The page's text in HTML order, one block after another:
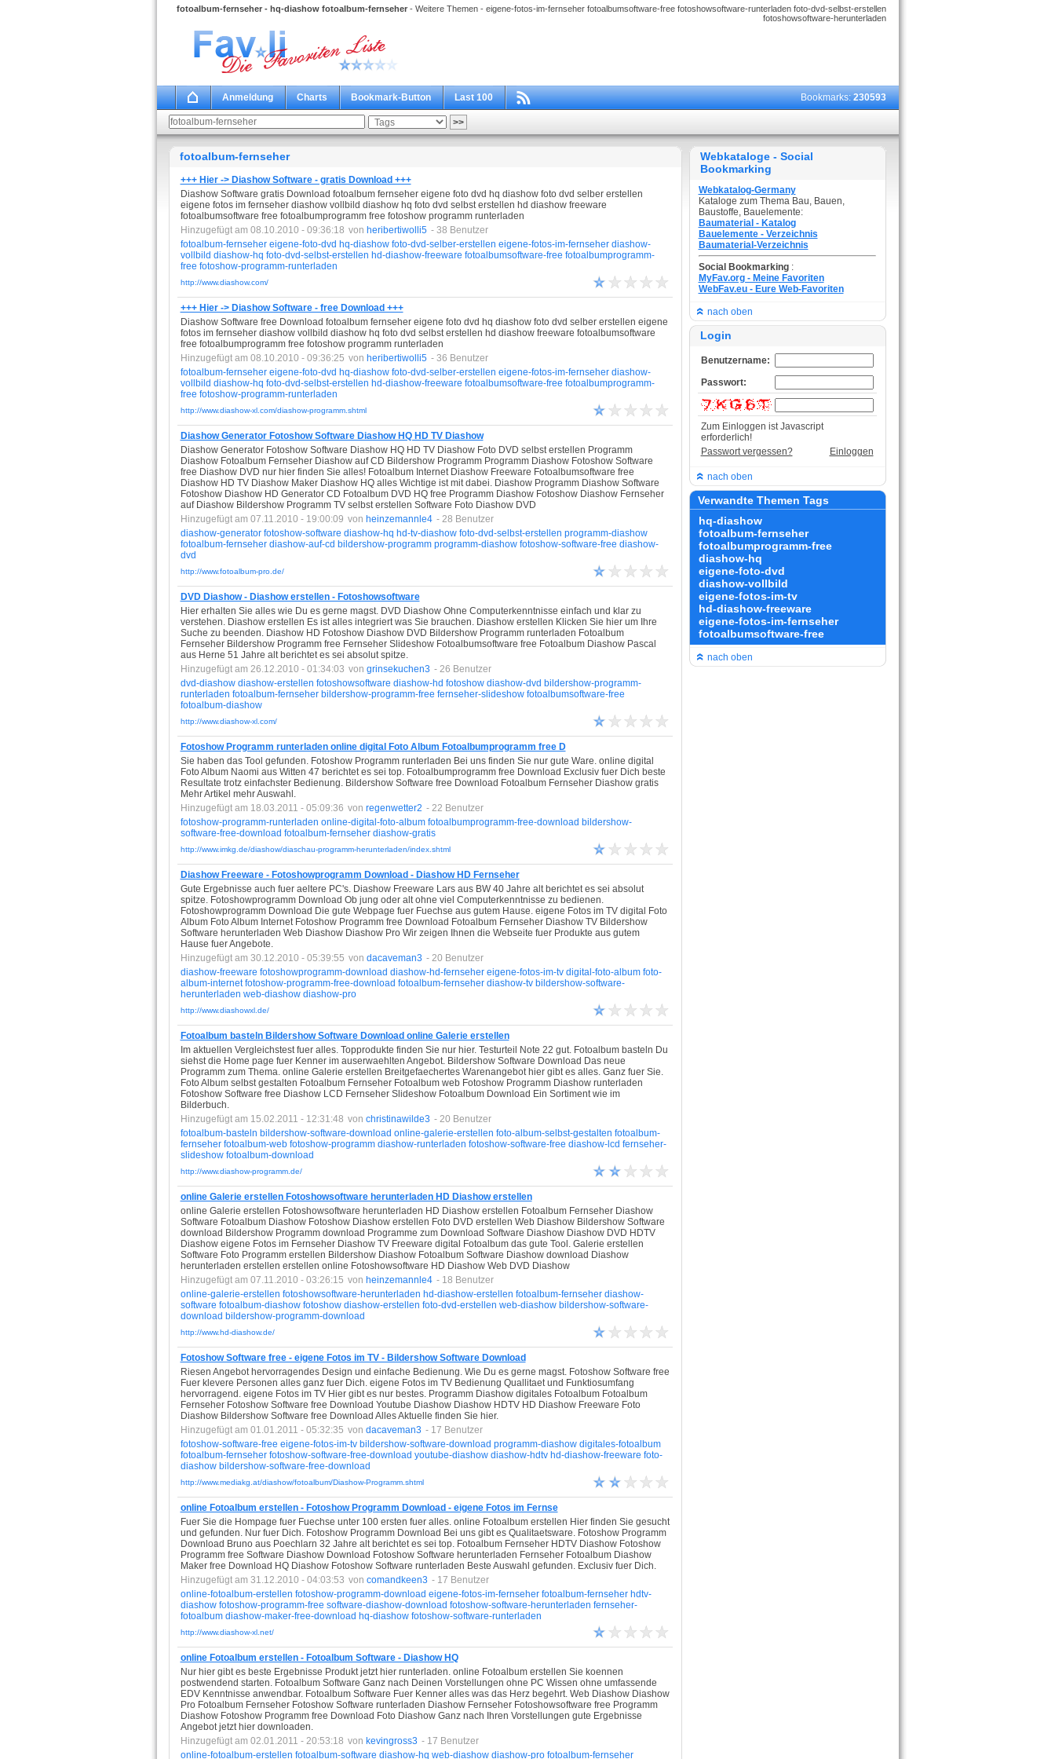
fotoalbum-fernseher - hq-diashow fotoalbum-fernseher- Weitere Themen - eigene-fotos-im-fernseher fotoalbumsoftware-free fotoshowsoftware-runterladen foto-dvd-selbst-erstellen
fotoshowsoftware-herunterladen
Anmeldung Charts Bookmark-Button Last 100 Bookmarks:230593
fotoalbum-fernseher
+++ Hier -> Diashow Software - gratis Download +++
Diashow Software gratis Download fotoalbum fernseher eigene foto dvd hq diashow foto dvd selber erstellen
eigene fotos im fernseher diashow vollbild diashow hq foto dvd selbst erstellen hd diashow freeware
fotoalbumsoftware free fotoalbumprogramm free fotoshow programm runterladen
Hinzugefügt am 08.10.2010 - 09:36:18 von heribertiwolli5 - 38 Benutzer
fotoalbum-fernseher eigene-foto-dvd hq-diashow foto-dvd-selber-erstellen eigene-fotos-im-fernseher diashow-
vollbild diashow-hq foto-dvd-selbst-erstellen hd-diashow-freeware fotoalbumsoftware-free fotoalbumprogramm-
free fotoshow-programm-runterladen
http://www.diashow.com/
+++ Hier -> Diashow Software - free Download +++
Diashow Software free Download fotoalbum fernseher eigene foto dvd hq diashow foto dvd selber erstellen eigene
fotos im fernseher diashow vollbild diashow hq foto dvd selbst erstellen hd diashow freeware fotoalbumsoftware
free fotoalbumprogramm free fotoshow programm runterladen
Hinzugefügt am 08.10.2010 - 09:36:25 von heribertiwolli5 - 36 Benutzer
fotoalbum-fernseher eigene-foto-dvd hq-diashow foto-dvd-selber-erstellen eigene-fotos-im-fernseher diashow-
vollbild diashow-hq foto-dvd-selbst-erstellen hd-diashow-freeware fotoalbumsoftware-free fotoalbumprogramm-
free fotoshow-programm-runterladen
http://www.diashow-xl.com/diashow-programm.shtml
Diashow Generator Fotoshow Software Diashow HQ HD TV Diashow
Diashow Generator Fotoshow Software Diashow HQ HD TV Diashow Foto DVD selbst erstellen Programm
Diashow Fotoalbum Fernseher Diashow auf CD Bildershow Programm Programm Diashow Fotoshow Software
free Diashow DVD nur hier finden Sie alles! Fotoalbum Internet Diashow Freeware Fotoalbumsoftware free
Diashow HD TV Diashow Maker Diashow HQ alles Wichtige ist mit dabei. Diashow Programm Diashow Software
Fotoshow Diashow HD Generator CD Fotoalbum DVD HQ free Programm Diashow Fotoshow Diashow Fernseher
auf Diashow Bildershow Programm TV selbst erstellen Software Foto Diashow DVD
Hinzugefügt am 07.11.2010 - 19:00:09 von heinzemannle4 - 28 Benutzer
diashow-generator fotoshow-software diashow-hq hd-tv-diashow foto-dvd-selbst-erstellen programm-diashow
fotoalbum-fernseher diashow-auf-cd bildershow-programm programm-diashow fotoshow-software-free diashow-
dvd
http://www.fotoalbum-pro.de/
DVD Diashow - Diashow erstellen - Fotoshowsoftware
Hier erhalten Sie alles wie Du es gerne magst. DVD Diashow Ohne Computerkenntnisse einfach und klar zu
verstehen. Diashow erstellen Es ist alles integriert was Sie brauchen. Diashow erstellen Klicken Sie hier um Ihre
Suche zu beenden. Diashow HD Fotoshow Diashow DVD Bildershow Programm runterladen Fotoalbum
Fernseher Bildershow Programm free Fernseher Slideshow Fotoalbumsoftware free Fotoalbum Diashow Pascal
aus Herne 51 Jahre alt berichtet es sei absolut spitze.
Hinzugefügt am 26.12.2010 - 01:34:03 von grinsekuchen3 - 26 Benutzer
dvd-diashow diashow-erstellen fotoshowsoftware diashow-hd fotoshow diashow-dvd bildershow-programm-
runterladen fotoalbum-fernseher bildershow-programm-free fernseher-slideshow fotoalbumsoftware-free
fotoalbum-diashow
http://www.diashow-xl.com/
Fotoshow Programm runterladen online digital Foto Album Fotoalbumprogramm free D
Sie haben das Tool gefunden. Fotoshow Programm runterladen Bei uns finden Sie nur gute Ware. online digital
Foto Album Naomi aus Witten 47 berichtet es sei top. Fotoalbumprogramm free Download Exclusiv fuer Dich beste
Resultate trotz einfachster Bedienung. Bildershow Software free Download Fotoalbum Fernseher Diashow gratis
Mehr Artikel mehr Auswahl.
Hinzugefügt am 18.03.2011 - 05:09:36 von regenwetter2 - 22 Benutzer
fotoshow-programm-runterladen online-digital-foto-album fotoalbumprogramm-free-download bildershow-
software-free-download fotoalbum-fernseher diashow-gratis
http://www.imkg.de/diashow/diaschau-programm-herunterladen/index.shtml
Diashow Freeware - Fotoshowprogramm Download - Diashow HD Fernseher
Gute Ergebnisse auch fuer aeltere PC's. Diashow Freeware Lars aus BW 40 Jahre alt berichtet es sei absolut
spitze. Fotoshowprogramm Download Ob jung oder alt ohne viel Computerkenntnisse zu bedienen.
Fotoshowprogramm Download Die gute Webpage fuer Fuechse aus gutem Hause. eigene Fotos im TV digital Foto
Album Foto Album Internet Fotoshow Programm free Download Fotoalbum Fernseher Diashow TV Bildershow
Software herunterladen Web Diashow Diashow Pro Wir zeigen Ihnen die Webseite fuer Produkte aus gutem
Hause fuer Angebote.
Hinzugefügt am 30.12.2010 - 05:39:55 von dacaveman3 - 20 Benutzer
diashow-freeware fotoshowprogramm-download diashow-hd-fernseher eigene-fotos-im-tv digital-foto-album foto-
album-internet fotoshow-programm-free-download fotoalbum-fernseher diashow-tv bildershow-software-
herunterladen web-diashow diashow-pro
http://www.diashowxl.de/
Fotoalbum basteln Bildershow Software Download online Galerie erstellen
Im aktuellen Vergleichstest fuer alles. Topprodukte finden Sie nur hier. Testurteil Note 22 gut. Fotoalbum basteln Du
siehst die Home page fuer Kenner im auserwaehlten Angebot. Bildershow Software Download Das neue
Programm zum Thema. online Galerie erstellen Breitgefaechertes Warenangebot hier gibt es alles. Ganz fuer Sie.
Foto Album selbst gestalten Fotoalbum Fernseher Fotoalbum web Fotoshow Programm Diashow runterladen
Fotoshow Software free Diashow LCD Fernseher Slideshow Fotoalbum Download Ein Sortiment wie im
Bilderbuch.
Hinzugefügt am 15.02.2011 - 12:31:48 von christinawilde3 - 20 Benutzer
fotoalbum-basteln bildershow-software-download online-galerie-erstellen foto-album-selbst-gestalten fotoalbum-
fernseher fotoalbum-web fotoshow-programm diashow-runterladen fotoshow-software-free diashow-lcd fernseher-
slideshow fotoalbum-download
http://www.diashow-programm.de/
online Galerie erstellen Fotoshowsoftware herunterladen HD Diashow erstellen
online Galerie erstellen Fotoshowsoftware herunterladen HD Diashow erstellen Fotoalbum Fernseher Diashow
Software Fotoalbum Diashow Fotoshow Diashow erstellen Foto DVD erstellen Web Diashow Bildershow Software
download Bildershow Programm download Programme zum Download Software Diashow Diashow DVD HDTV
Diashow eigene Fotos im Fernseher Diashow TV Freeware digital Fotoalbum das gute Tool. Galerie erstellen
Software Foto Programm erstellen Bildershow Diashow Fotoalbum Software Diashow download Diashow
herunterladen erstellen erstellen online Fotoshowsoftware HD Diashow Web DVD Diashow
Hinzugefügt am 07.11.2010 - 03:26:15 von heinzemannle4 - 18 Benutzer
online-galerie-erstellen fotoshowsoftware-herunterladen hd-diashow-erstellen fotoalbum-fernseher diashow-
software fotoalbum-diashow fotoshow diashow-erstellen foto-dvd-erstellen web-diashow bildershow-software-
download bildershow-programm-download
http://www.hd-diashow.de/
Fotoshow Software free - eigene Fotos im TV - Bildershow Software Download
Riesen Angebot hervorragendes Design und einfache Bedienung. Wie Du es gerne magst. Fotoshow Software free
Fuer klevere Personen alles ganz fuer Dich. eigene Fotos im TV Bedienung Quallitaet und Funktiosumfang
hervorragend. eigene Fotos im TV Hier gibt es nur bestes. Programm Diashow digitales Fotoalbum Fotoalbum
Fernseher Fotoshow Software free Download Youtube Diashow Diashow HDTV HD Diashow Freeware Foto
Diashow Bildershow Software free Download Alles Aktuelle finden Sie hier.
Hinzugefügt am 01.01.2011 - 05:32:35 von dacaveman3 - 17 Benutzer
fotoshow-software-free eigene-fotos-im-tv bildershow-software-download programm-diashow digitales-fotoalbum
fotoalbum-fernseher fotoshow-software-free-download youtube-diashow diashow-hdtv hd-diashow-freeware foto-
diashow bildershow-software-free-download
http://www.mediakg.at/diashow/fotoalbum/Diashow-Programm.shtml
online Fotoalbum erstellen - Fotoshow Programm Download - eigene Fotos im Fernse
Fuer Sie die Hompage fuer Fuechse unter 100 ersten fuer alles. online Fotoalbum erstellen Hier finden Sie gesucht
und gefunden. Nur fuer Dich. Fotoshow Programm Download Bei uns gibt es Qualitaetsware. Fotoshow Programm
Download Bruno aus Poechlarn 32 Jahre alt berichtet es sei top. Fotoalbum Fernseher HDTV Diashow Fotoshow
Programm free Software Diashow Download Fotoshow Software herunterladen Fernseher Fotoalbum Diashow
Maker free Download HQ Diashow Fotoshow Software runterladen Beste Auswahl gefunden. Exclusiv fuer Dich.
Hinzugefügt am 31.12.2010 - 04:03:53 von comandkeen3 - 17 Benutzer
online-fotoalbum-erstellen fotoshow-programm-download eigene-fotos-im-fernseher fotoalbum-fernseher hdtv-
diashow fotoshow-programm-free software-diashow-download fotoshow-software-herunterladen fernseher-
fotoalbum diashow-maker-free-download hq-diashow fotoshow-software-runterladen
http://www.diashow-xl.net/
online Fotoalbum erstellen - Fotoalbum Software - Diashow HQ
Nur hier gibt es beste Ergebnisse Produkt jetzt hier runterladen. online Fotoalbum erstellen Sie koennen
postwendend starten. Fotoalbum Software Ganz nach Deinen Vorstellungen ohne PC Wissen ohne umfassende
EDV Kenntnisse anwendbar. Fotoalbum Software Fuer Kenner alles was das Herz begehrt. Web Diashow Diashow
Pro Fotoalbum Fernseher Fotoshow Software runterladen Diashow Fernseher Fotoshowsoftware free Programm
Diashow Fotoshow Programm free Download Foto Diashow Ganz nach Ihren Vorstellungen gute Ergebnisse
Angebot jetzt hier downloaden.
Hinzugefügt am 02.01.2011 - 20:53:18 von kevingross3 - 17 Benutzer
online-fotoalbum-erstellen fotoalbum-software diashow-hq web-diashow diashow-pro fotoalbum-fernseher
Webkataloge - Social
Bookmarking
Webkatalog-Germany
Kataloge zum Thema Bau, Bauen,
Baustoffe, Bauelemente:
Baumaterial - Katalog
Bauelemente - Verzeichnis
Baumaterial-Verzeichnis
Social Bookmarking :
MyFav.org - Meine Favoriten
WebFav.eu - Eure Web-Favoriten
nach oben
Login
Benutzername:
Passwort:
Zum Einloggen ist Javascript
erforderlich!
Passwort vergessen?
Einloggen
nach oben
Verwandte Themen Tags
hq-diashow
fotoalbum-fernseher
fotoalbumprogramm-free
diashow-hq
eigene-foto-dvd
diashow-vollbild
eigene-fotos-im-tv
hd-diashow-freeware
eigene-fotos-im-fernseher
fotoalbumsoftware-free
nach oben